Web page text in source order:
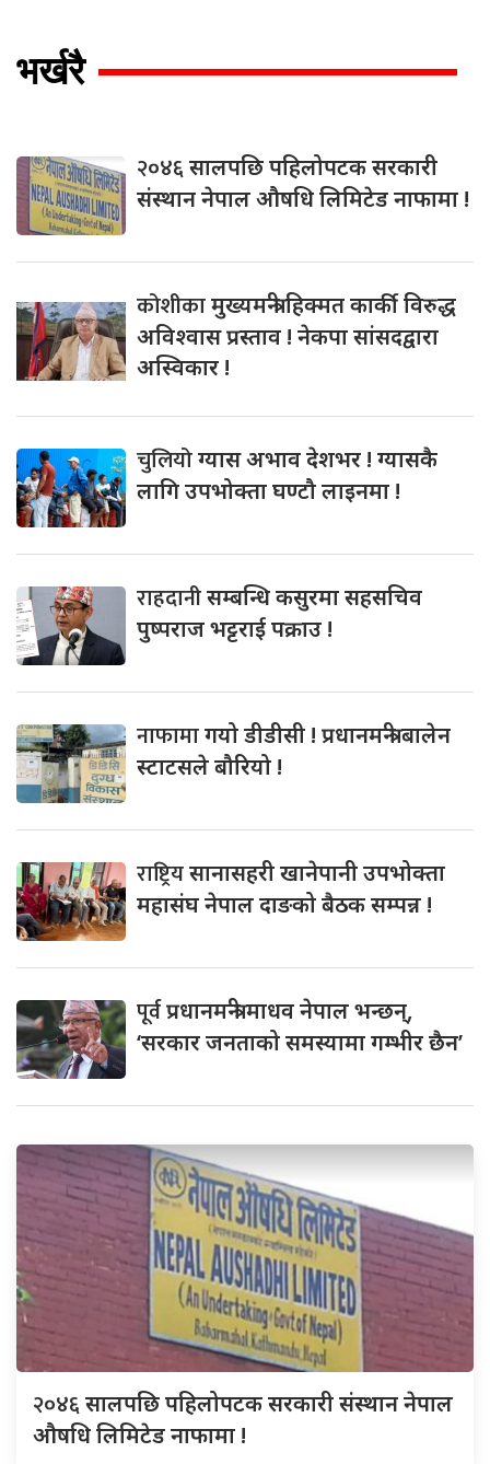
भर्खरै
२०४६सालपछि पहिलोपटक सरकारी
संस्थान नेपाल औषधि लिमिटेड नाफामा !
कोशीकामुख्यमन्त्री हिक्मत कार्की विरुद्ध
अविश्वास प्रस्ताव ! नेकपा सांसदद्वारा
अस्विकार !
चुलियोग्यास अभाव देशभर ! ग्यासकै
लागि उपभोक्ता घण्टौ लाइनमा !
राहदानीसम्बन्धि कसुरमा सहसचिव
पुष्पराज भट्टराई पक्राउ !
नाफामागयो डीडीसी ! प्रधानमन्त्री बालेन
स्टाटसले बौरियो !
राष्ट्रियसानासहरी खानेपानी उपभोक्ता
महासंघ नेपाल दाङको बैठक सम्पन्न !
पूर्वप्रधानमन्त्री माधव नेपाल भन्छन्,
‘सरकार जनताको समस्यामा गम्भीर छैन’
२०४६सालपछि पहिलोपटक सरकारी संस्थान नेपाल
औषधि लिमिटेड नाफामा !